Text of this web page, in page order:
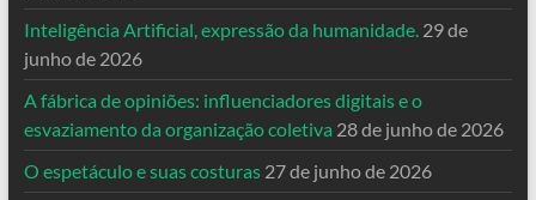
Inteligência Artificial, expressão da humanidade. 29 de
junho de 2026
A fábrica de opiniões: influenciadores digitais e o
esvaziamento da organização coletiva 28 de junho de 2026
O espetáculo e suas costuras 27 de junho de 2026